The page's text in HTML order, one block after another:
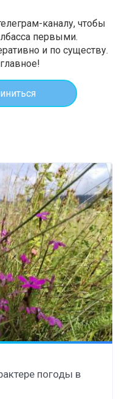
каналу, чтобы
первыми.
и по существу.
погоды в